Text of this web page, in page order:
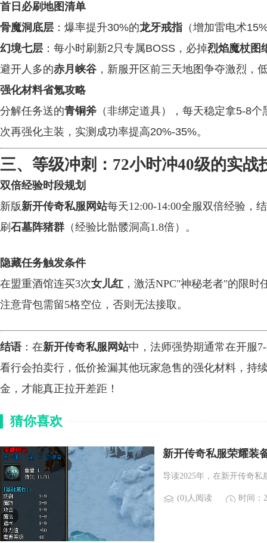
首日必刷地图清单
骨魔洞底层 ：爆率提升30%的龙牙戒指 （增加雷电术
幻境七层 ：每小时刷新2只专属BOSS，必掉烈焰魔杖图
避开人多的赤月峡谷，新服开区前三天地图争夺激烈，
强化材料省氪攻略
分解任务送的青铜斧 （非绑定道具），每天稳定拿5-8
次再强化主装，实测成功率提高20%-35%。
三、等级冲刺：72小时冲40级的实战
双倍经验时段规划
新版新开传奇私服网站每天12:00-14:00全服双倍经验，
刷 石墓阵猪群 （经验比骷髅洞高1.8倍）。
隐藏任务触发条件
在盟重酒馆连买3次女儿红 ，激活NPC"神秘老者"的限
注意背包需留5格空位，否则无法接取。
结语：在新开传奇私服网站中，法师强势期通常在开服
看行会拍卖行，低价捡漏其他玩家急售的强化材料，持
金，才能真正拉开差距！
猜你喜欢
新开传奇私服荣耀装
导读2025年，在新开传奇
(0)人阅读 时间：